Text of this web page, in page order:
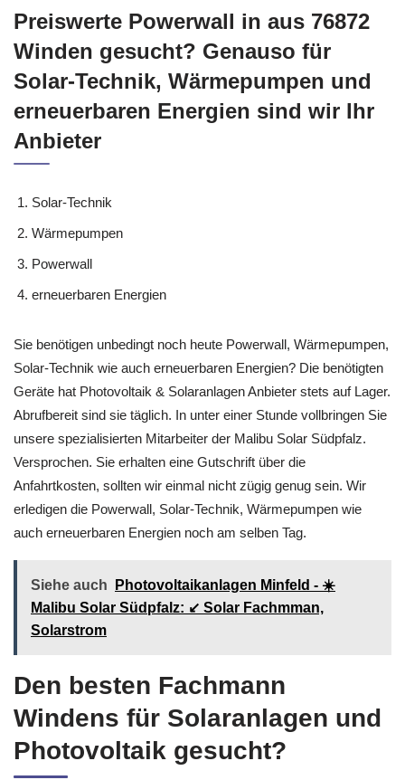
Preiswerte Powerwall in aus 76872
Winden gesucht? Genauso für
Solar-Technik, Wärmepumpen und
erneuerbaren Energien sind wir Ihr
Anbieter
Solar-Technik
Wärmepumpen
Powerwall
erneuerbaren Energien
Sie benötigen unbedingt noch heute Powerwall, Wärmepumpen,
Solar-Technik wie auch erneuerbaren Energien? Die benötigten
Geräte hat Photovoltaik & Solaranlagen Anbieter stets auf Lager.
Abrufbereit sind sie täglich. In unter einer Stunde vollbringen Sie
unsere spezialisierten Mitarbeiter der Malibu Solar Südpfalz.
Versprochen. Sie erhalten eine Gutschrift über die
Anfahrtkosten, sollten wir einmal nicht zügig genug sein. Wir
erledigen die Powerwall, Solar-Technik, Wärmepumpen wie
auch erneuerbaren Energien noch am selben Tag.
Siehe auch
Photovoltaikanlagen Minfeld - ☀️
Malibu Solar Südpfalz: ↙️ Solar Fachmman,
Solarstrom
Den besten Fachmann
Windens für Solaranlagen und
Photovoltaik gesucht?